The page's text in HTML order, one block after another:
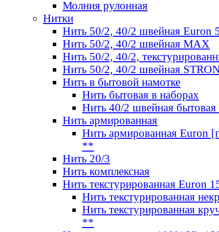
Молния рулонная
Нитки
Нить 50/2, 40/2 швейная Euron
Нить 50/2, 40/2 швейная МАХ
Нить 50/2, 40/2,
Нить 50/2, 40/2 швейная
Нить в бытовой намотке
Нить бытовая в наборах
Нить 40/2 швейная бытовая
Нить армированная
Нить армированная Euron
**
Нить 20/3
Нить комплексная
Нить текстурированная Euron
Нить текстурированная
Нить текстурированная
**